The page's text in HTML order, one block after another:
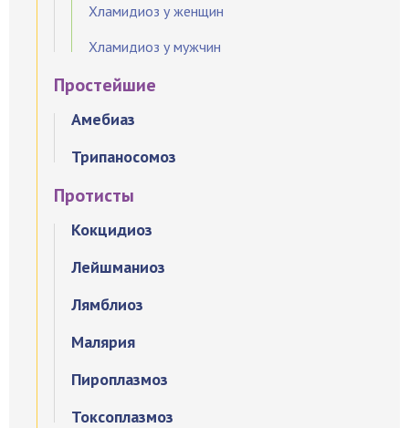
Хламидиоз у женщин
Хламидиоз у мужчин
Простейшие
Амебиаз
Трипаносомоз
Протисты
Кокцидиоз
Лейшманиоз
Лямблиоз
Малярия
Пироплазмоз
Токсоплазмоз